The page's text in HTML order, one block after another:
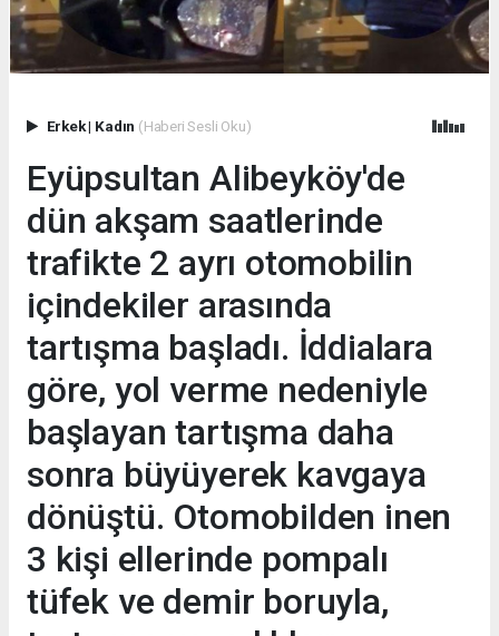
Erkek| Kadın (Haberi Sesli Oku)
Eyüpsultan Alibeyköy'de
dün akşam saatlerinde
trafikte 2 ayrı otomobilin
içindekiler arasında
tartışma başladı. İddialara
göre, yol verme nedeniyle
başlayan tartışma daha
sonra büyüyerek kavgaya
dönüştü. Otomobilden inen
3 kişi ellerinde pompalı
tüfek ve demir boruyla,